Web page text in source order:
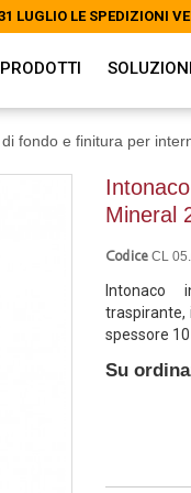
LUGLIO LE SPEDIZIONI
PRODOTTI SOLUZIONI
fondo e finitura per
Mineral
Codice CL
traspirante,
spessore 10
Su
LUGLIO LE SPEDIZIONI